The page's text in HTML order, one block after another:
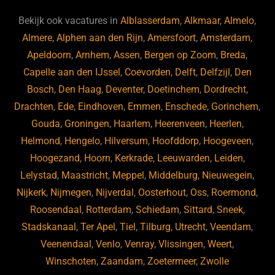
b
o
o
k
ky dI
n
Bekijk ook vacatures inAlblasserdam,Alkmaar,Almelo,
Almere,Alphen aan den Rijn,Amersfoort,Amsterdam,
Apeldoorn,Arnhem,Assen, Bergen op Zoom, Breda,
Capelle aan den IJssel, Coevorden, Delft, Delfzijl, Den
Bosch, Den Haag, Deventer, Doetinchem, Dordrecht,
Drachten, Ede, Eindhoven, Emmen, Enschede, Gorinchem,
Gouda, Groningen, Haarlem, Heerenveen, Heerlen,
Helmond, Hengelo, Hilversum, Hoofddorp, Hoogeveen,
Hoogezand, Hoorn, Kerkrade, Leeuwarden, Leiden,
Lelystad, Maastricht, Meppel, Middelburg, Nieuwegein,
Nijkerk, Nijmegen, Nijverdal, Oosterhout, Oss, Roermond,
Roosendaal, Rotterdam, Schiedam, Sittard, Sneek,
Stadskanaal,Ter Apel,Tiel,Tilburg, Utrecht,Veendam,
Veenendaal,Venlo,Venray,Vlissingen,Weert,
Winschoten,Zaandam,Zoetermeer,Zwolle